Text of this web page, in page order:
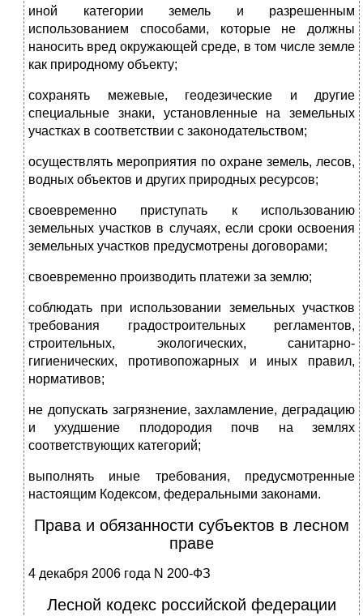
иной категории земель и разрешенным
использованием способами, которые не должны
наносить вред окружающей среде, в том числе земле
как природному объекту;
сохранять межевые, геодезические и другие
специальные знаки, установленные на земельных
участках в соответствии с законодательством;
осуществлять мероприятия по охране земель, лесов,
водных объектов и других природных ресурсов;
своевременно приступать к использованию
земельных участков в случаях, если сроки освоения
земельных участков предусмотрены договорами;
своевременно производить платежи за землю;
соблюдать при использовании земельных участков
требования градостроительных регламентов,
строительных, экологических, санитарно-
гигиенических, противопожарных и иных правил,
нормативов;
не допускать загрязнение, захламление, деградацию
и ухудшение плодородия почв на землях
соответствующих категорий;
выполнять иные требования, предусмотренные
настоящим Кодексом, федеральными законами.
Права и обязанности субъектов в лесном
праве
4 декабря 2006 года N 200-ФЗ
Лесной кодекс российской федерации